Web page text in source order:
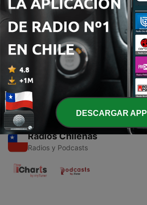
Episodios
1 - FÁBULAS PARA NIÑOS
18 sep. 2020
Radios Chilenas
Radios y Podcasts
DESCARGAR APP